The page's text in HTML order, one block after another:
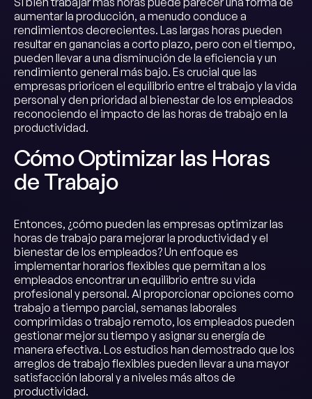
aumentar la producción, a menudo conduce a
rendimientos decrecientes. Las largas horas pueden
resultar en ganancias a corto plazo, pero con el tiempo,
pueden llevar a una disminución de la eficiencia y un
rendimiento general más bajo. Es crucial que las
empresas prioricen el equilibrio entre el trabajo y la vida
personal y den prioridad al bienestar de los empleados
reconociendo el impacto de las horas de trabajo en la
productividad.
Cómo Optimizar las Horas
de Trabajo
Entonces, ¿cómo pueden las empresas optimizar las
horas de trabajo para mejorar la productividad y el
bienestar de los empleados? Un enfoque es
implementar horarios flexibles que permitan a los
empleados encontrar un equilibrio entre su vida
profesional y personal. Al proporcionar opciones como
trabajo a tiempo parcial, semanas laborales
comprimidas o trabajo remoto, los empleados pueden
gestionar mejor su tiempo y asignar su energía de
manera efectiva. Los estudios han demostrado que los
arreglos de trabajo flexibles pueden llevar a una mayor
satisfacción laboral y a niveles más altos de
productividad.